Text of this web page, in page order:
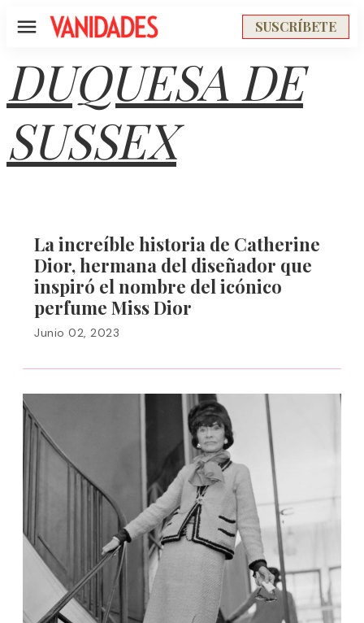
Menú SUSCRÍBETE
DUQUESA DE
SUSSEX
La increíble historia de Catherine
Dior, hermana del diseñador que
inspiró el nombre del icónico
perfume Miss Dior
Junio 02, 2023